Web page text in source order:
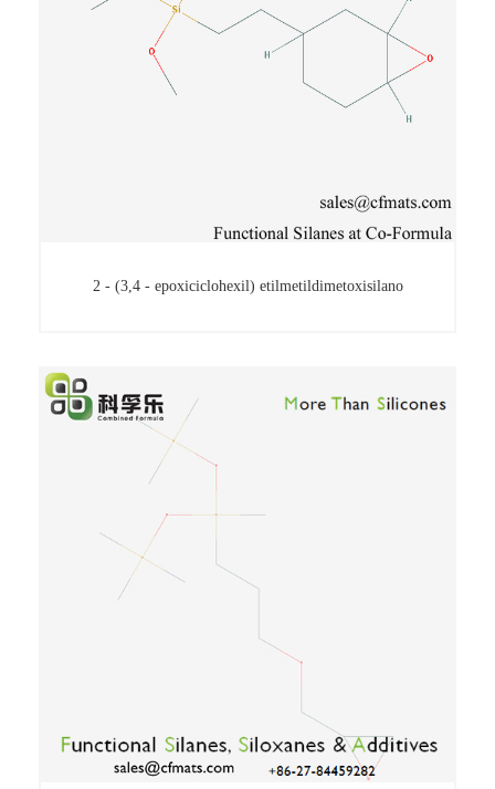
2 - (3,4 - epoxiciclohexil) etilmetildimetoxisilano
2 - (3,4 - epoxiciclohexil) etilmetildimetoxisilano